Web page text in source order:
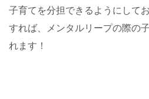
子育てを分担できるようにして
すれば、メンタルリープの際の
れます！